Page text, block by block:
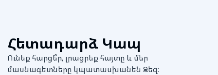
Հետադարձ Կապ
Ունեք հարցե՞ր, լրացրեք հայտը և մեր
մասնագետները կպատասխանեն Ձեզ։